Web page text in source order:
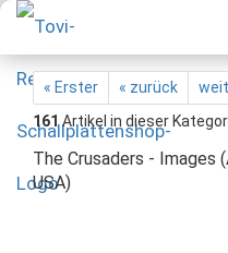
« Erster « zurück
161Artikel in dieser
The Crusaders - Images
USA)